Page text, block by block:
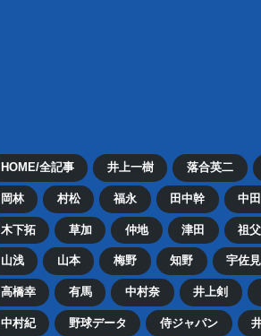
HOME/全記事 井上一樹 落合英二
岡林 村松 福永 田中幹 中
木下拓 草加 仲地 津田 祖
山浅 山本 梅野 知野 宇佐見
高橋幸 有馬 中村奈 井上剣
中村紀 野球データ 侍ジャパン